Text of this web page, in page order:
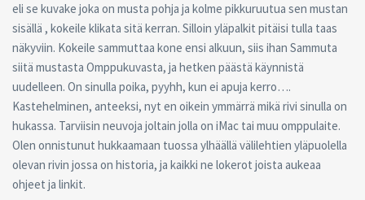
eli se kuvake joka on musta pohja ja kolme pikkuruutua sen mustan
sisällä , kokeile klikata sitä kerran. Silloin yläpalkit pitäisi tulla taas
näkyviin. Kokeile sammuttaa kone ensi alkuun, siis ihan Sammuta
siitä mustasta Omppukuvasta, ja hetken päästä käynnistä
uudelleen. On sinulla poika, pyyhh, kun ei apuja kerro….
Kastehelminen, anteeksi, nyt en oikein ymmärrä mikä rivi sinulla on
hukassa. Tarviisin neuvoja joltain jolla on iMac tai muu omppulaite.
Olen onnistunut hukkaamaan tuossa ylhäällä välilehtien yläpuolella
olevan rivin jossa on historia, ja kaikki ne lokerot joista aukeaa
ohjeet ja linkit.